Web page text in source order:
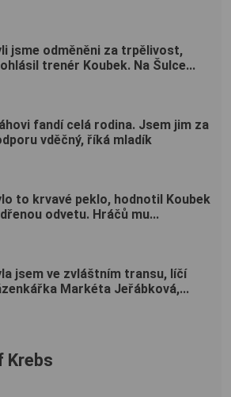
jsme odměněni za trpělivost,
trenér Koubek. Na Šulce...
fandí celá rodina. Jsem jim za
vděčný, říká mladík
to krvavé peklo, hodnotil Koubek
odvetu. Hráčů mu...
jsem ve zvláštním transu, líčí
Markéta Jeřábková,...
Krebs